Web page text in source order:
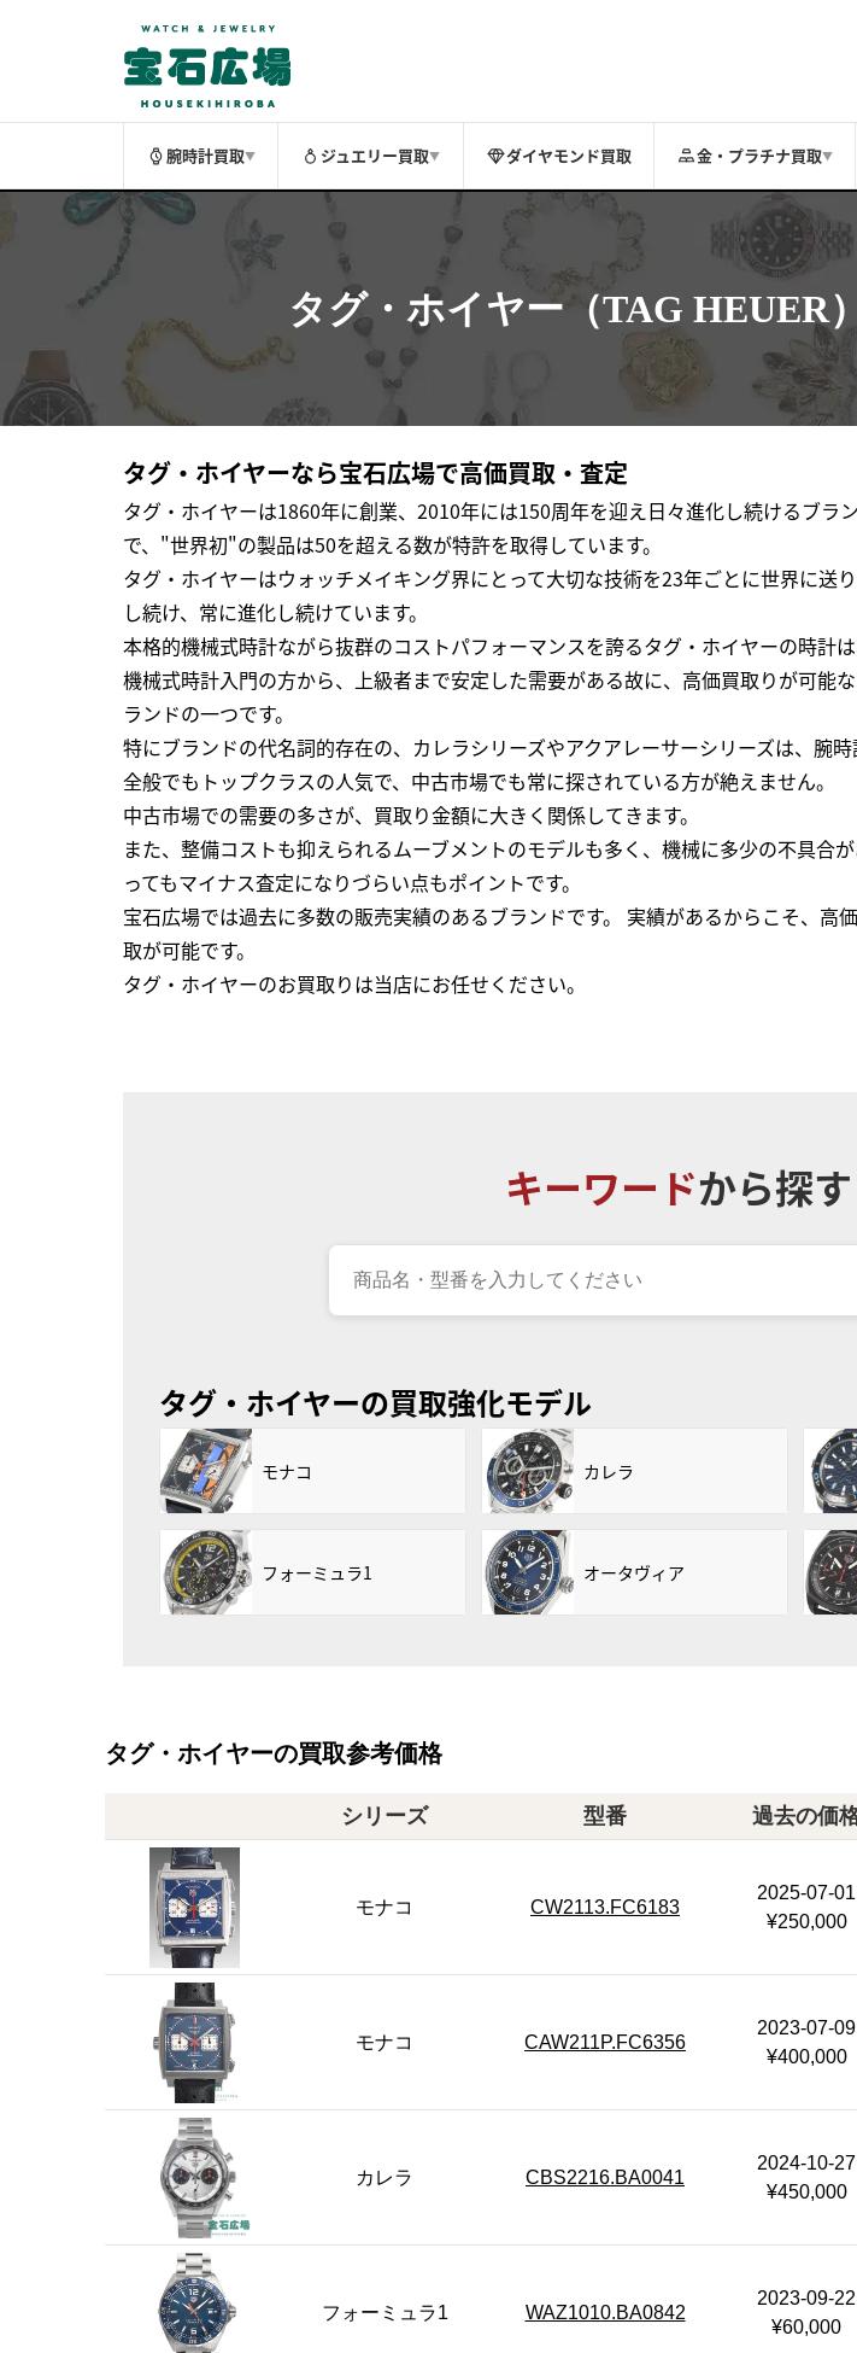
腕時計買取▼ ジュエリー買取▼ ダイヤモンド買取 金・プラチナ買取▼
タグ・ホイヤー （TAG HEUER
タグ・ホイヤーなら宝石広場で高価買取・査定
タグ・ホイヤーは1860年に創業、2010年には150周年を迎え日々進化し続けるブラ
で、"世界初"の製品は50を超える数が特許を取得しています。
タグ・ホイヤーはウォッチメイキング界にとって大切な技術を23年ごとに世界に送
し続け、常に進化し続けています。
本格的機械式時計ながら抜群のコストパフォーマンスを誇るタグ・ホイヤーの時計は
機械式時計入門の方から、上級者まで安定した需要がある故に、高価買取りが可能
ランドの一つです。
特にブランドの代名詞的存在の、カレラシリーズやアクアレーサーシリーズは、腕
全般でもトップクラスの人気で、中古市場でも常に探されている方が絶えません。
中古市場での需要の多さが、買取り金額に大きく関係してきます。
また、整備コストも抑えられるムーブメントのモデルも多く、機械に多少の不具合
ってもマイナス査定になりづらい点もポイントです。
宝石広場では過去に多数の販売実績のあるブランドです。 実績があるからこそ、高
取が可能です。
タグ・ホイヤーのお買取りは当店にお任せください。
キーワードから探
タグ・ホイヤーの買取強化モデル
モナコ カレラ
フォーミュラ1 オータヴィア
タグ・ホイヤーの買取参考価格
シリーズ 型番 過去の価
モナコ CW2113.FC6183
2025-07-01
¥250,000
モナコ CAW211P.FC6356
2023-07-09
¥400,000
カレラ CBS2216.BA0041
2024-10-27
¥450,000
フォーミュラ1 WAZ1010.BA0842
2023-09-22
¥60,000